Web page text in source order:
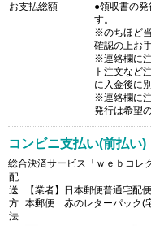
お支払総額
●領収書の
す。
※のちほど
確認の上お
※連絡欄に
ト注文など
に入金後に
※連絡欄に
発行は希望
コンビニ支払い(前払い)
総合決済サービス「ｗｅｂコレ
配
送
方
法
【業者】日本郵便普通宅
本郵便 赤のレターパック(